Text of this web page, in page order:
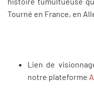
Tourné en France, en
Lien de
notre plateforme